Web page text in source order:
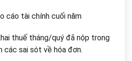
cáo tài chính cuối năm
thuế tháng/quý đã nộp trong
các sai sót về hóa đơn.